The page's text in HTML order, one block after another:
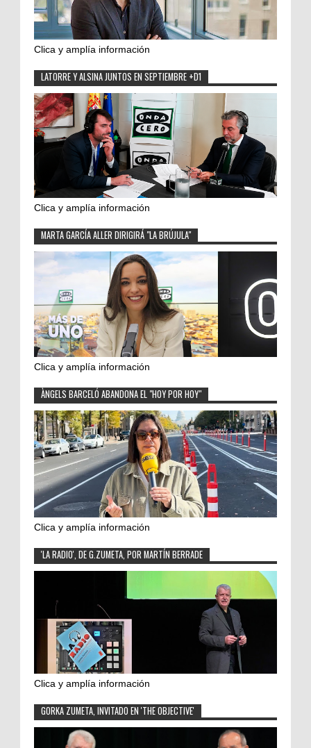
Clica y amplía información
LATORRE Y ALSINA JUNTOS EN SEPTIEMBRE +D1
Clica y amplía información
MARTA GARCÍA ALLER DIRIGIRÁ "LA BRÚJULA"
Clica y amplía información
ÀNGELS BARCELÓ ABANDONA EL "HOY POR HOY"
Clica y amplía información
'LA RADIO', DE G.ZUMETA, POR MARTÍN BERRADE
Clica y amplía información
GORKA ZUMETA, INVITADO EN 'THE OBJECTIVE'